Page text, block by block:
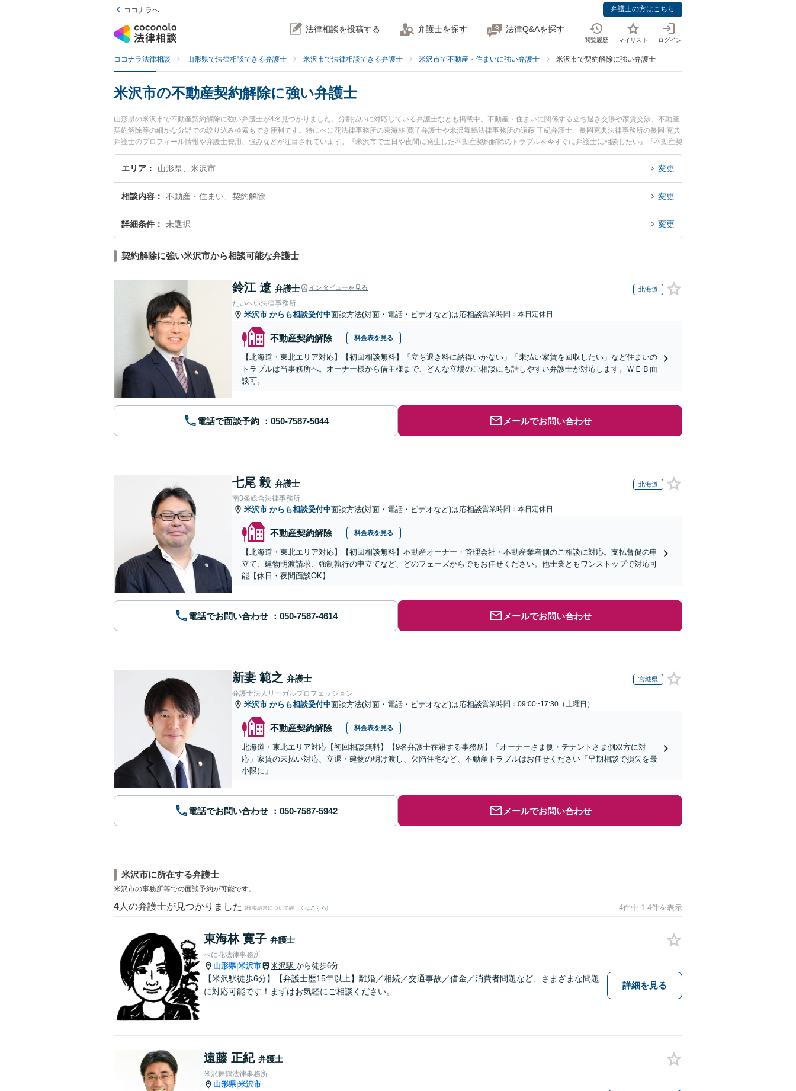
ココナラへ 弁護士の方はこちら
法律相談を投稿する 弁護士を探す 法律Q&Aを探す
閲覧履歴 マイリスト ログイン
ココナラ法律相談 山形県で法律相談できる弁護士 米沢市で法律相談できる弁護士 米沢市で不動産・住まいに強い弁護士 米沢市で契約解除に強い弁護士
米沢市の不動産契約解除に強い弁護士
山形県の米沢市で不動産契約解除に強い弁護士が4名見つかりました。分割払いに対応している弁護士なども掲載中。不動産・住まいに関係する立ち退き交渉や家賃交渉、不動産
契約解除等の細かな分野での絞り込み検索もでき便利です。特にべに花法律事務所の東海林 寛子弁護士や米沢舞鶴法律事務所の遠藤 正紀弁護士、長岡克典法律事務所の長岡 克典
弁護士のプロフィール情報や弁護士費用、強みなどが注目されています。『米沢市で土日や夜間に発生した不動産契約解除のトラブルを今すぐに弁護士に相談したい』『不動産契
約解除のトラブル解決の実績豊富な近くの弁護士を検索したい』『初回相談無料で不動産契約解除を法律相談できる米沢市内の弁護士に相談予約したい』などでお困りの相談者さ
んにおすすめです。
エリア 山形県、米沢市 変更
相談内容 不動産・住まい、契約解除 変更
詳細条件 未選択 変更
契約解除に強い米沢市から相談可能な弁護士
鈴江 遼 弁護士 インタビューを見る 北海道
たいへい法律事務所
米沢市 からも相談受付中面談方法(対面・電話・ビデオなど)は応相談営業時間：本日定休日
不動産契約解除 料金表を見る
【北海道・東北エリア対応】【初回相談無料】「立ち退き料に納得いかない」「未払い家賃を回収したい」など住まいの
トラブルは当事務所へ。オーナー様から借主様まで、どんな立場のご相談にも話しやすい弁護士が対応します。ＷＥＢ面
談可。
電話で面談予約 メールでお問い合わせ
七尾 毅 弁護士 北海道
南3条総合法律事務所
米沢市 からも相談受付中面談方法(対面・電話・ビデオなど)は応相談営業時間：本日定休日
不動産契約解除 料金表を見る
【北海道・東北エリア対応】【初回相談無料】不動産オーナー・管理会社・不動産業者側のご相談に対応。支払督促の申
立て、建物明渡請求、強制執行の申立てなど、どのフェーズからでもお任せください。他士業ともワンストップで対応可
能【休日・夜間面談OK】
電話でお問い合わせ メールでお問い合わせ
新妻 範之 弁護士 宮城県
弁護士法人リーガルプロフェッション
米沢市 からも相談受付中面談方法(対面・電話・ビデオなど)は応相談営業時間：09:00~17:30（土曜日）
不動産契約解除 料金表を見る
北海道・東北エリア対応【初回相談無料】【9名弁護士在籍する事務所】「オーナーさま側・テナントさま側双方に対
応」家賃の未払い対応、立退・建物の明け渡し、欠陥住宅など、不動産トラブルはお任せください「早期相談で損失を最
小限に」
電話でお問い合わせ メールでお問い合わせ
米沢市に所在する弁護士
米沢市の事務所等での面談予約が可能です。
4 人の弁護士が見つかりました (検索結果について詳しくは こちら) 4件中 1-4件を表示
東海林 寛子 弁護士
べに花法律事務所
山形県|米沢市 米沢駅 から徒歩6分
【米沢駅徒歩6分】【弁護士歴15年以上】離婚／相続／交通事故／借金／消費者問題など、さまざまな問題
に対応可能です！まずはお気軽にご相談ください。
詳細を見る
遠藤 正紀 弁護士
米沢舞鶴法律事務所
山形県|米沢市